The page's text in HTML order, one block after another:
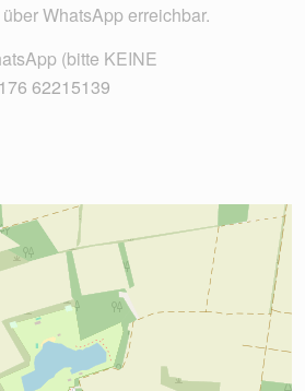
WhatsApp erreichbar.
(bitte KEINE
62215139